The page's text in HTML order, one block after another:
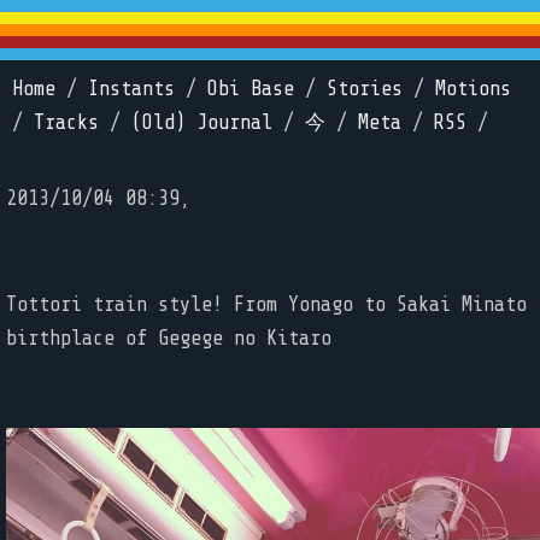
Home / Instants / Obi Base / Stories /
Motions
/ Tracks / (Old) Journal / 今 / Meta / RSS /
2013/10/04 08:39,
Tottori train style! From Yonago to Sakai Minato
birthplace of Gegege no Kitaro